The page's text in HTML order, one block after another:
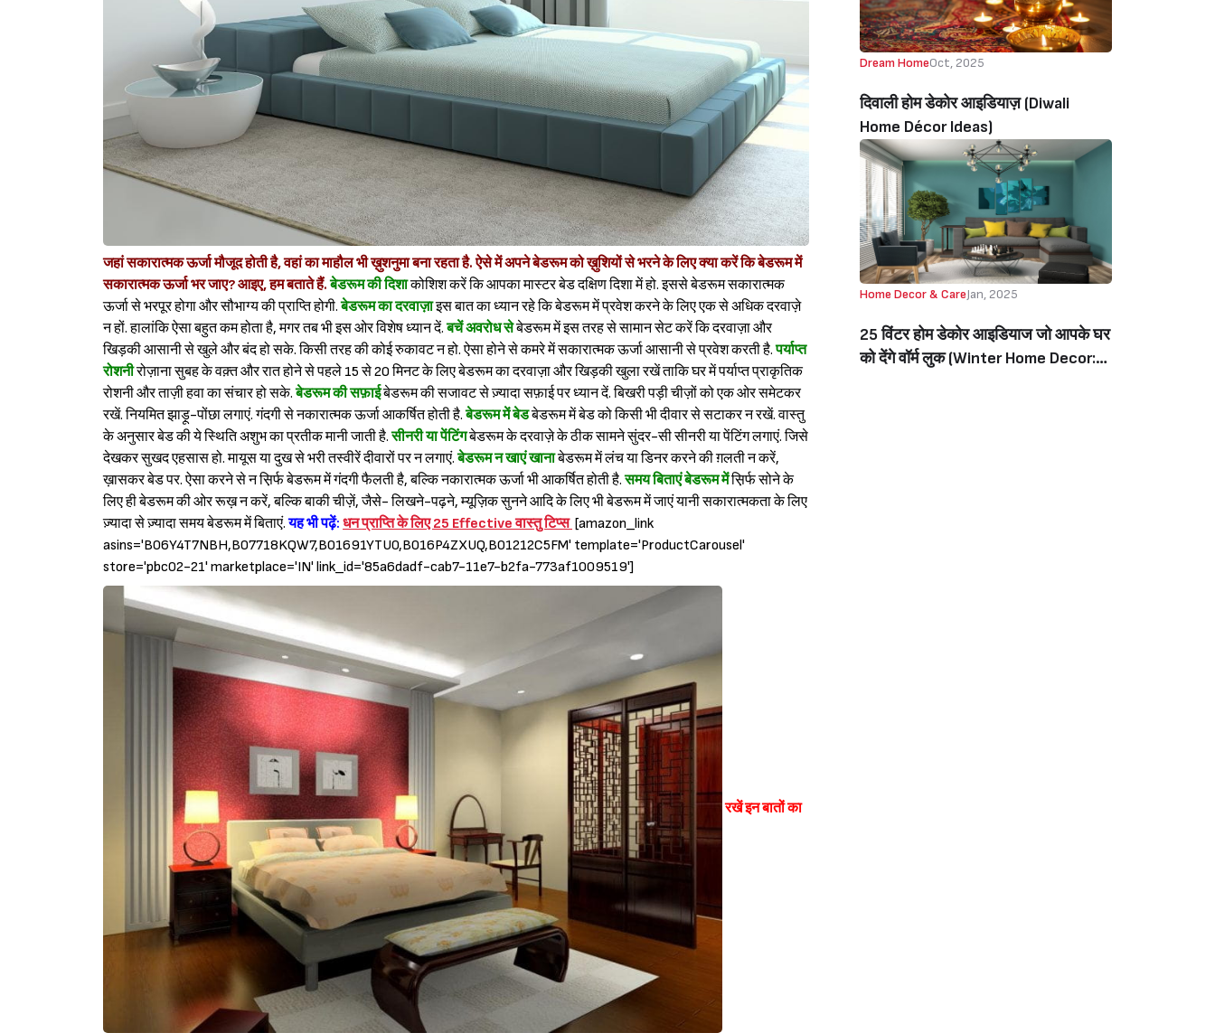
Sign in
जहां सकारात्मक ऊर्जा मौजूद होती है, वहां का माहौल भी ख़ुशनुमा बना रहता है. ऐसे में अपने बेडरूम को ख़ुशियों से भरने के लिए क्या करें कि बेडरूम में
सकारात्मक ऊर्जा भर जाए? आइए, हम बताते हैं.बेडरूम की दिशाकोशिश करें कि आपका मास्टर बेड दक्षिण दिशा में हो. इससे बेडरूम सकारात्मक
ऊर्जा से भरपूर होगा और सौभाग्य की प्राप्ति होगी.बेडरूम का दरवाज़ाइस बात का ध्यान रहे कि बेडरूम में प्रवेश करने के लिए एक से अधिक दरवाज़े
न हों. हालांकि ऐसा बहुत कम होता है, मगर तब भी इस ओर विशेष ध्यान दें.बचें अवरोध सेबेडरूम में इस तरह से सामान सेट करें कि दरवाज़ा और
खिड़की आसानी से खुले और बंद हो सके. किसी तरह की कोई रुकावट न हो. ऐसा होने से कमरे में सकारात्मक ऊर्जा आसानी से प्रवेश करती है.पर्याप्त
रोशनीरोज़ाना सुबह के वक़्त और रात होने से पहले 15 से 20 मिनट के लिए बेडरूम का दरवाज़ा और खिड़की खुला रखें ताकि घर में पर्याप्त प्राकृतिक
रोशनी और ताज़ी हवा का संचार हो सके.बेडरूम की सफ़ाईबेडरूम की सजावट से ज़्यादा सफ़ाई पर ध्यान दें. बिखरी पड़ी चीज़ों को एक ओर समेटकर
रखें. नियमित झाड़ू-पोंछा लगाएं. गंदगी से नकारात्मक ऊर्जा आकर्षित होती है.बेडरूम में बेडबेडरूम में बेड को किसी भी दीवार से सटाकर न रखें. वास्तु
के अनुसार बेड की ये स्थिति अशुभ का प्रतीक मानी जाती है.सीनरी या पेंटिंगबेडरूम के दरवाज़े के ठीक सामने सुंदर-सी सीनरी या पेंटिंग लगाएं. जिसे
देखकर सुखद एहसास हो. मायूस या दुख से भरी तस्वीरें दीवारों पर न लगाएं.बेडरूम न खाएं खानाबेडरूम में लंच या डिनर करने की ग़लती न करें,
ख़ासकर बेड पर. ऐसा करने से न स़िर्फ बेडरूम में गंदगी फैलती है, बल्कि नकारात्मक ऊर्जा भी आकर्षित होती है.समय बिताएं बेडरूम मेंस़िर्फ सोने के
लिए ही बेडरूम की ओर रूख़ न करें, बल्कि बाकी चीज़ें, जैसे- लिखने-पढ़ने, म्यूज़िक सुनने आदि के लिए भी बेडरूम में जाएं यानी सकारात्मकता के लिए
ज़्यादा से ज़्यादा समय बेडरूम में बिताएं.यह भी पढ़ें: धन प्राप्ति के लिए 25 Effective वास्तु टिप्स [amazon_link
asins='B06Y4T7NBH,B07718KQW7,B01691YTU0,B016P4ZXUQ,B01212C5FM' template='ProductCarousel'
store='pbc02-21' marketplace='IN' link_id='85a6dadf-cab7-11e7-b2fa-773af1009519']
रखें इन बातों का
Dream HomeOct, 2025
दिवाली होम डेकोर आइडियाज़ (Diwali
Home Décor Ideas)
Home Decor & CareJan, 2025
25 विंटर होम डेकोर आइडियाज जो आपके घर
को देंगे वॉर्म लुक (Winter Home Decor: